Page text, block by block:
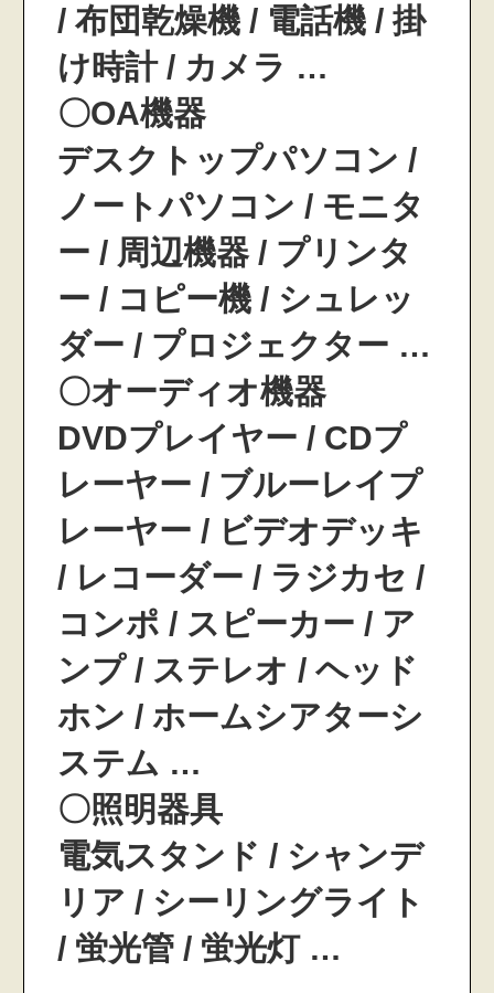
/ 布団乾燥機 / 電話機 / 掛
け時計 / カメラ …
〇OA機器
デスクトップパソコン /
ノートパソコン / モニタ
ー / 周辺機器 / プリンタ
ー / コピー機 / シュレッ
ダー / プロジェクター …
〇オーディオ機器
DVDプレイヤー / CDプ
レーヤー / ブルーレイプ
レーヤー / ビデオデッキ
/ レコーダー / ラジカセ /
コンポ / スピーカー / ア
ンプ / ステレオ / ヘッド
ホン / ホームシアターシ
ステム …
〇照明器具
電気スタンド / シャンデ
リア / シーリングライト
/ 蛍光管 / 蛍光灯 …